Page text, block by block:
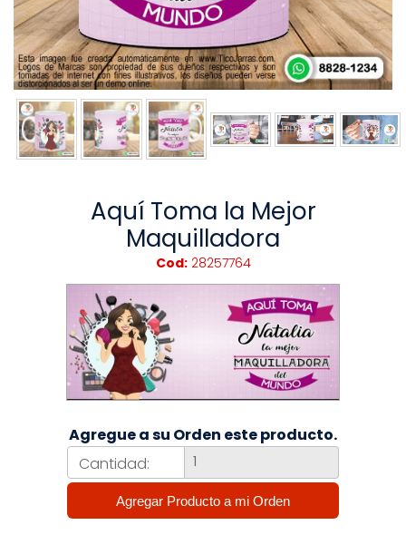
Aquí Toma la Mejor
Maquilladora
Cod:28257764
Agregue a su Orden este producto.
Cantidad: